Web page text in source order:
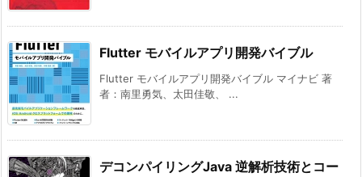
Flutter モバイルアプリ開発バイブル
Flutter モバイルアプリ開発バイブル マイナビ 著
者：南里勇気、太田佳敬、 ...
デコンパイリングJava 逆解析技術とコー